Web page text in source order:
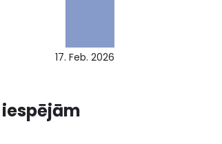
17. Feb. 2026